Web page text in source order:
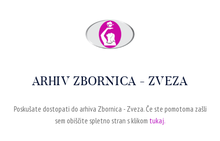
ARHIV ZBORNICA - ZVEZA
Poskušate dostopati do arhiva Zbornica - Zveza. Če ste pomotoma zašli
sem obiščite spletno stran s klikom tukaj.